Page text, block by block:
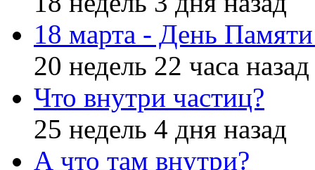
18 марта - День
20 недель 22 часа назад
Что внутри частиц?
25 недель 4 дня назад
А что там внутри?